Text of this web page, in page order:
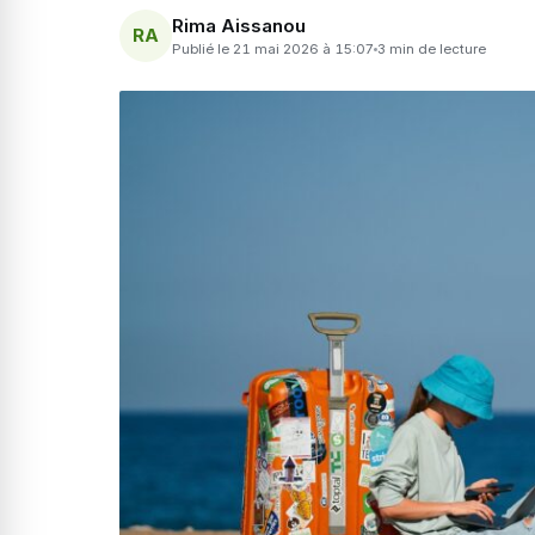
RA Rima Aissanou
Publié le 21 mai 2026 à 15:07 3 min de lecture